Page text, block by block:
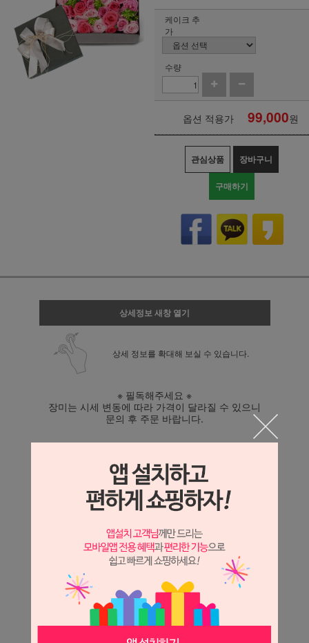
케이크 추
가
수량
옵션 적용가 99,000원
관심상품 장바구니
구매하기
상세정보 새창 열기
상세 정보를 확대해 보실 수 있습니다.
※ 필독해주세요 ※
장미는 시세 변동에 따라 가격이 달라질 수 있으니
문의 후 주문 바랍니다.